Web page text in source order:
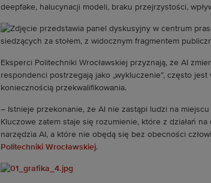
deepfake, halucynacji modeli, braku przejrzystości,
Eksperci Politechniki Wrocławskiej przyznają, że AI
respondenci postrzegają jako „wykluczenie”, często
koniecznością przekwalifikowania.
– Istnieje przekonanie, że AI nie zastąpi ludzi na
Kluczowe zatem staje się rozumienie, które z działań
narzędzia AI, a które nie obędą się bez obecności
Politechniki Wrocławskiej.